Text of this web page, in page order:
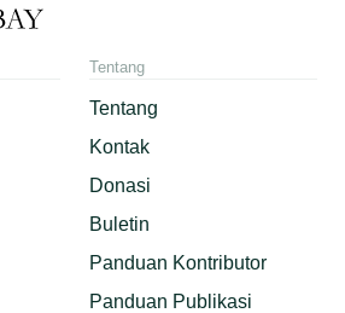
Tentang
Tentang
Kontak
Donasi
Buletin
Panduan Kontributor
Panduan Publikasi